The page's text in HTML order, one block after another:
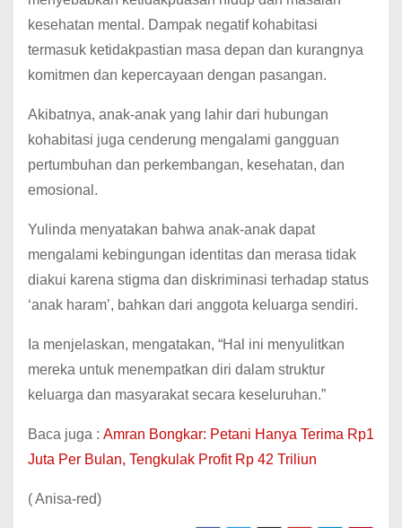
kesehatan mental. Dampak negatif kohabitasi
termasuk ketidakpastian masa depan dan kurangnya
komitmen dan kepercayaan dengan pasangan.
Akibatnya, anak-anak yang lahir dari hubungan
kohabitasi juga cenderung mengalami gangguan
pertumbuhan dan perkembangan, kesehatan, dan
emosional.
Yulinda menyatakan bahwa anak-anak dapat
mengalami kebingungan identitas dan merasa tidak
diakui karena stigma dan diskriminasi terhadap status
‘anak haram’, bahkan dari anggota keluarga sendiri.
Ia menjelaskan, mengatakan, “Hal ini menyulitkan
mereka untuk menempatkan diri dalam struktur
keluarga dan masyarakat secara keseluruhan.”
Baca juga : Amran Bongkar: Petani Hanya Terima Rp1
Juta Per Bulan, Tengkulak Profit Rp 42 Triliun
( Anisa-red)